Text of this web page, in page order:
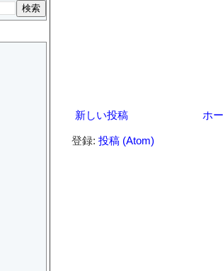
新しい投稿 ホ
登録: 投稿 (Atom)